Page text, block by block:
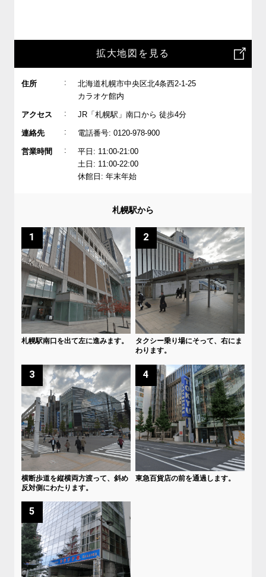
拡大地図を見る
住所 :
北海道札幌市中央区北4条西2-1-25
カラオケ館内
アクセス : JR「札幌駅」南口から 徒歩4分
連絡先 : 電話番号: 0120-978-900
営業時間 :
平日: 11:00-21:00
土日: 11:00-22:00
休館日: 年末年始
札幌駅から
1
札幌駅南口を出て左に進みます。
2
タクシー乗り場にそって、右にま
わります。
3
横断歩道を縦横両方渡って、斜め
反対側にわたります。
4
東急百貨店の前を通過します。
5